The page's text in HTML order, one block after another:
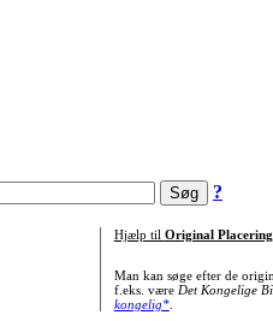
?
Hjælp til Original Placering
Man kan søge efter de
f.eks. være Det Kongelige
kongelig*.